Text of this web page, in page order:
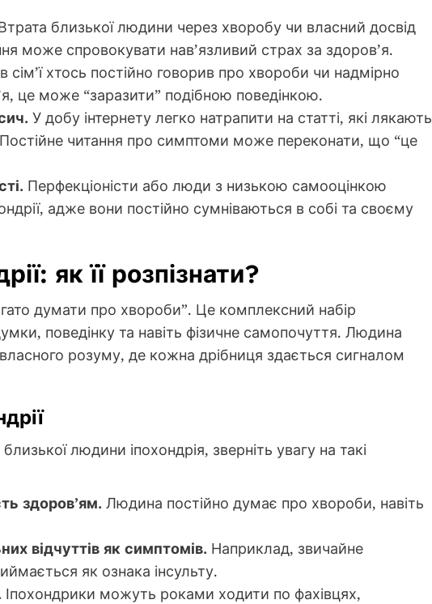
близької людини через хворобу чи власний досвід
може спровокувати нав’язливий страх за здоров’я.
сім’ї хтось постійно говорив про хвороби чи надмірно
це може “заразити” подібною поведінкою.
У добу інтернету легко натрапити на статті, які лякають
Постійне читання про симптоми може переконати, що “це
Перфекціоністи або люди з низькою самооцінкою
адже вони постійно сумніваються в собі та своєму
як її розпізнати?
думати про хвороби”. Це комплексний набір
поведінку та навіть фізичне самопочуття. Людина
розуму, де кожна дрібниця здається сигналом
людини іпохондрія, зверніть увагу на такі
здоров’ям. Людина постійно думає про хвороби, навіть
відчуттів як симптомів. Наприклад, звичайне
як ознака інсульту.
Іпохондрики можуть роками ходити по фахівцях,